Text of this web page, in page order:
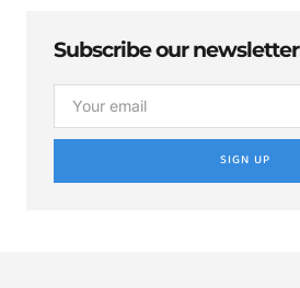
Subscribe our newsletter
SIGN UP